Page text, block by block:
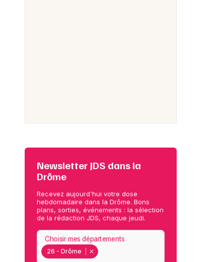
Newsletter JDS dans la
Drôme
Recevez aujourd'hui votre dose
hebdomadaire dans la Drôme. Bons
plans, sorties, événements : la sélection
de la rédaction JDS, chaque jeudi.
26 - Drôme
Choisir mes départements